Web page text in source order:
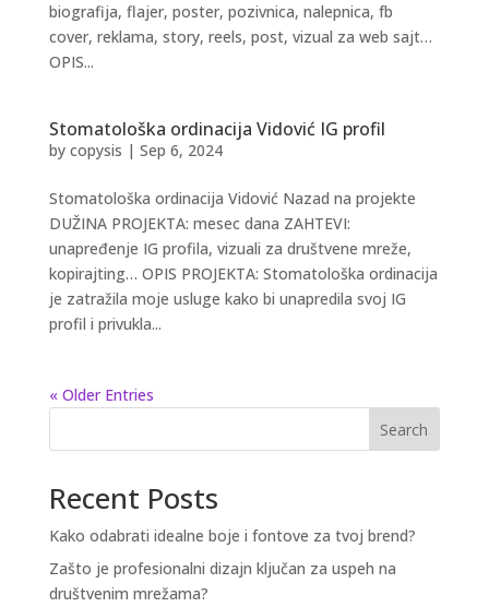
biografija, flajer, poster, pozivnica, nalepnica, fb
cover, reklama, story, reels, post, vizual za web sajt…
OPIS...
Stomatološka ordinacija Vidović IG profil
by copysis | Sep 6, 2024
Stomatološka ordinacija Vidović Nazad na projekte
DUŽINA PROJEKTA: mesec dana ZAHTEVI:
unapređenje IG profila, vizuali za društvene mreže,
kopirajting… OPIS PROJEKTA: Stomatološka ordinacija
je zatražila moje usluge kako bi unapredila svoj IG
profil i privukla...
« Older Entries
Search
Recent Posts
Kako odabrati idealne boje i fontove za tvoj brend?
Zašto je profesionalni dizajn ključan za uspeh na
društvenim mrežama?